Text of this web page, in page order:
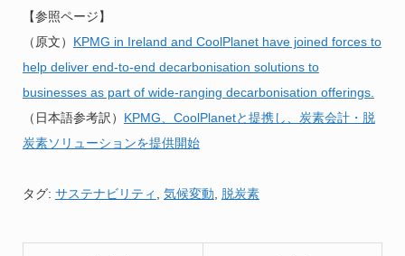
【参照ページ】
（原文） KPMG in Ireland and CoolPlanet have joined forces to
help deliver end-to-end decarbonisation solutions to
businesses as part of wide-ranging decarbonisation offerings.
（日本語参考訳） KPMG、CoolPlanetと提携し、炭素会計・脱
炭素ソリューションを提供開始
タグ: サステナビリティ 気候変動 脱炭素